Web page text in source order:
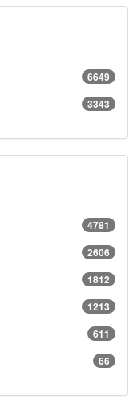
6649
3343
4781
2606
1812
1213
611
66